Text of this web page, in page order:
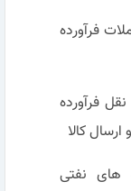
فرآورده
فرآورده
کالا
های نفتی